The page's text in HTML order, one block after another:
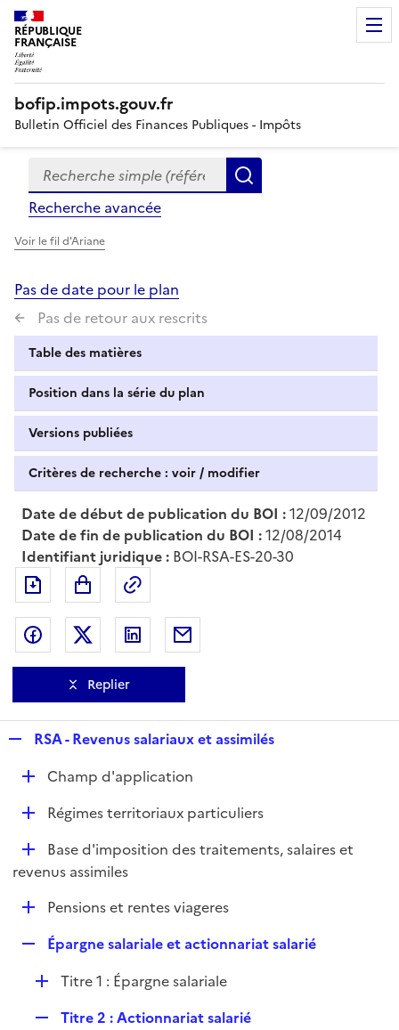
RÉPUBLIQUE
FRANÇAISE
bofip.impots.gouv.fr
Bulletin Officiel des Finances Publiques - Impôts
Formulaire
de
recherche
Recherche simple (références, mots clés, partie du
Recherche avancée
Voir le fil d'Ariane
Pas de date pour le plan
Pas de retour aux rescrits
Table des matières
Position dans la série du plan
Versions publiées
Critères de recherche : voir / modifier
Date de début de publication du BOI :12/09/2012
Date de fin de publication du BOI :12/08/2014
Identifiant juridique : BOI-RSA-ES-20-30
Exporter le document au format pdf
Partager sur Facebook
Partager sur Twitter
Partager sur LinkedIn
Replier
p
l
i
e
r
RSA - Revenus salariaux et assimilés
D
e
Champ d'application
D
l
Régimes territoriaux particuliers
D
é
r
Base d'imposition des traitements, salaires et
revenus assimiles
D
l
i
e
Pensions et rentes viageres
p
Épargne salariale et actionnariat salarié
DTitre 1 : Épargne salariale
Titre 2 : Actionnariat salarié